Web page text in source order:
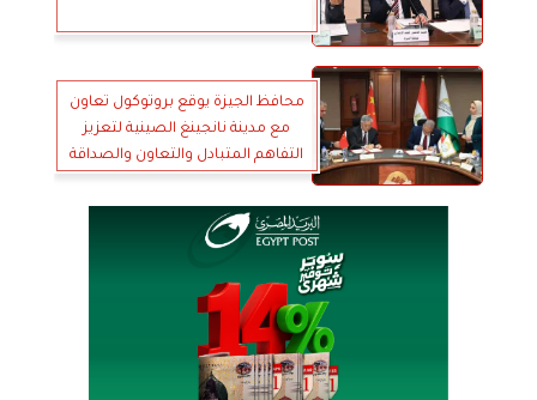
محافظ الجيزة يوقع بروتوكول تعاون
مع مدينة نانجينغ الصينية لتعزيز
التفاهم المتبادل والتعاون والصداقة